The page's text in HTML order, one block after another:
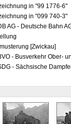
in "99 1776-6"
in "099 740-3"
AG - Deutsche Bahn
[Zwickau]
- Busverkehr Ober-
- Sächsische